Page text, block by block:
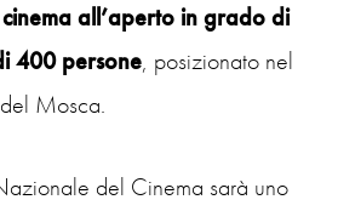
all’aperto in grado di
400 persone, posizionato nel
Mosca.
del Cinema sarà uno